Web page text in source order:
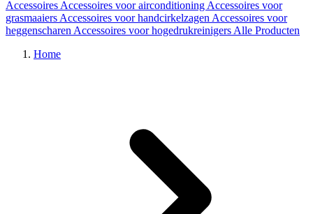
Accessoires Accessoires voor airconditioning Accessoires voor
grasmaaiers Accessoires voor handcirkelzagen Accessoires voor
heggenscharen Accessoires voor hogedrukreinigers Alle Producten
Home